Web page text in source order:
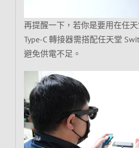
再提醒一下，若你是要用在任天
Type-C 轉接器需搭配任天堂
避免供電不足。